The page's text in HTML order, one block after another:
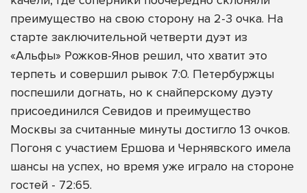
преимущество на свою сторону на 2-3 очка. На
старте заключительной четверти дуэт из
«Альфы» Рожков-Янов решил, что хватит это
терпеть и совершил рывок 7:0. Петербуржцы
поспешили догнать, но к снайперскому дуэту
присоединился Севидов и преимущество
Москвы за считанные минуты достигло 13 очков.
Погоня с участием Ершова и Чернявского имела
шансы на успех, но время уже играло на стороне
гостей - 72:65.